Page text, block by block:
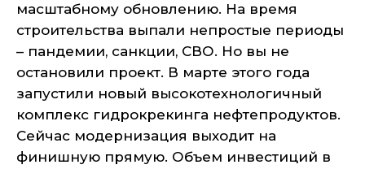
масштабному обновлению. На время
строительства выпали непростые периоды
– пандемии, санкции, СВО. Но вы не
остановили проект. В марте этого года
запустили новый высокотехнологичный
комплекс гидрокрекинга нефтепродуктов.
Сейчас модернизация выходит на
финишную прямую. Объем инвестиций в